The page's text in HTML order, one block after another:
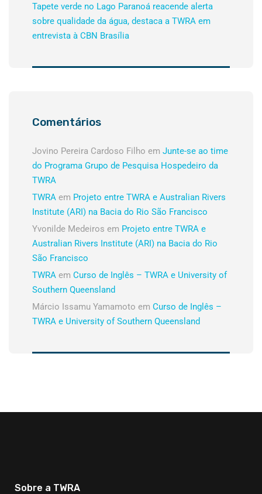
Tapete verde no Lago Paranoá reacende alerta
sobre qualidade da água, destaca a TWRA em
entrevista à CBN Brasília
Comentários
Jovino Pereira Cardoso Filho em Junte-se ao time
do Programa Grupo de Pesquisa Hospedeiro da
TWRA
TWRA em Projeto entre TWRA e Australian Rivers
Institute (ARI) na Bacia do Rio São Francisco
Yvonilde Medeiros em Projeto entre TWRA e
Australian Rivers Institute (ARI) na Bacia do Rio
São Francisco
TWRA em Curso de Inglês – TWRA e University of
Southern Queensland
Márcio Issamu Yamamoto em Curso de Inglês –
TWRA e University of Southern Queensland
Sobre a TWRA